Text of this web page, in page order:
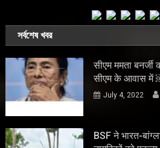
সর্বশেষ খবর
सीएम ममता बनर्जी
सीएम के आवास में
July 4, 2022
BSF ने भारत-